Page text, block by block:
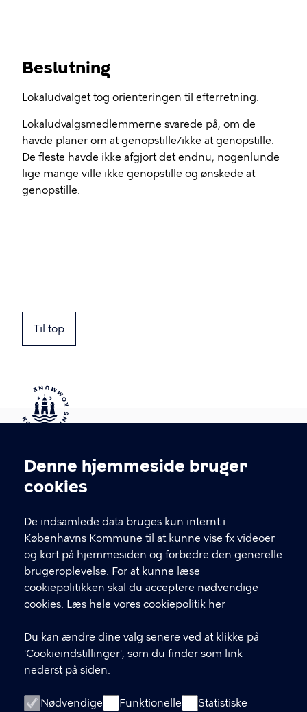
Cookieindstillinger
Denne hjemmeside bruger
cookies
De indsamlede data bruges kun internt i
Københavns Kommune til at kunne vise fx videoer
og kort på hjemmesiden og forbedre den generelle
brugeroplevelse. For at kunne læse
cookiepolitikken skal du acceptere nødvendige
cookies. Læs hele vores cookiepolitik her
Du kan ændre dine valg senere ved at klikke på
'Cookieindstillinger', som du finder som link
nederst på siden.
Nødvendige Funktionelle Statistiske
Beslutning
Lokaludvalget tog orienteringen til efterretning.
Lokaludvalgsmedlemmerne svarede på, om de
havde planer om at genopstille/ikke at genopstille.
De fleste havde ikke afgjort det endnu, nogenlunde
lige mange ville ikke genopstille og ønskede at
genopstille.
Til top
Kontakt Københavns Kommune
T
fFind andre kontakter her
CVR-nummer64942212
GENVEJE
Digital Post
Databeskyttelse